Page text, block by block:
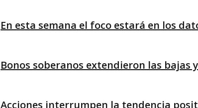
En esta semana el foco estará en los
Bonos soberanos extendieron las bajas
Acciones interrumpen la tendencia